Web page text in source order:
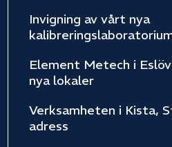
Invigning av vårt nya
Element Metech i
nya lokaler
Verksamheten i Kista,
adress